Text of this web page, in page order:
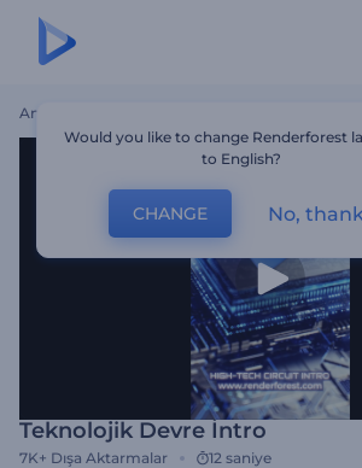
Ana Sayfa
Teknolojik Devre İntro
7K+ Dışa Aktarmalar 12 saniye
Would you like to change Renderforest
to English?
CHANGE No,